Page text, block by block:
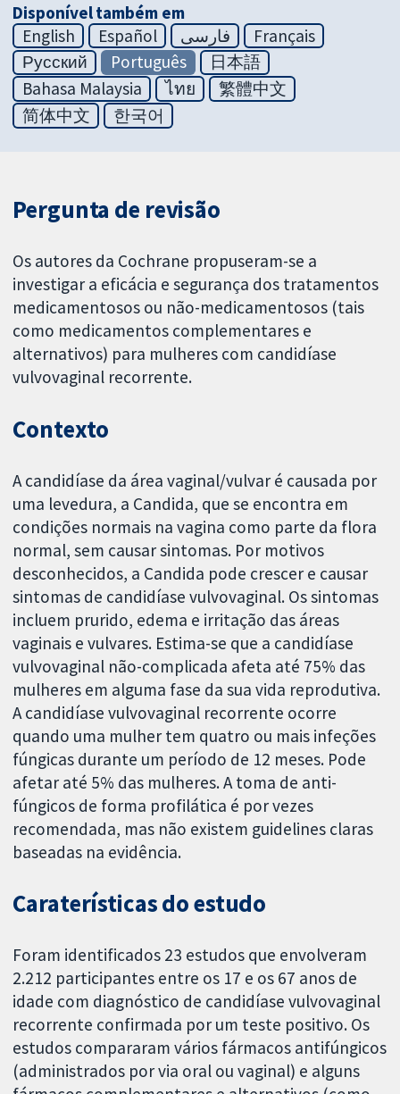
Disponível também em
English
Español فارسی
Français
Русский
Português
日本語
Bahasa Malaysia
ไทย
繁體中文
简体中文
한국어
Pergunta de revisão
Os autores da Cochrane propuseram-se a
investigar a eficácia e segurança dos tratamentos
medicamentosos ou não-medicamentosos (tais
como medicamentos complementares e
alternativos) para mulheres com candidíase
vulvovaginal recorrente.
Contexto
A candidíase da área vaginal/vulvar é causada por
uma levedura, a Candida, que se encontra em
condições normais na vagina como parte da flora
normal, sem causar sintomas. Por motivos
desconhecidos, a Candida pode crescer e causar
sintomas de candidíase vulvovaginal. Os sintomas
incluem prurido, edema e irritação das áreas
vaginais e vulvares. Estima-se que a candidíase
vulvovaginal não-complicada afeta até 75% das
mulheres em alguma fase da sua vida reprodutiva.
A candidíase vulvovaginal recorrente ocorre
quando uma mulher tem quatro ou mais infeções
fúngicas durante um período de 12 meses. Pode
afetar até 5% das mulheres. A toma de anti-
fúngicos de forma profilática é por vezes
recomendada, mas não existem guidelines claras
baseadas na evidência.
Caraterísticas do estudo
Foram identificados 23 estudos que envolveram
2.212 participantes entre os 17 e os 67 anos de
idade com diagnóstico de candidíase vulvovaginal
recorrente confirmada por um teste positivo. Os
estudos compararam vários fármacos antifúngicos
(administrados por via oral ou vaginal) e alguns